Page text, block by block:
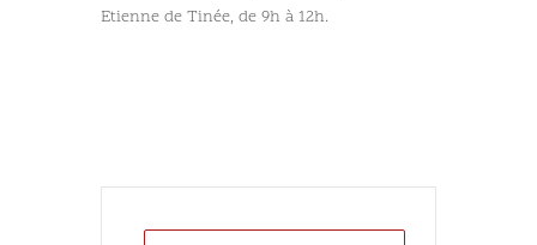
Etienne de Tinée, de 9h à 12h.